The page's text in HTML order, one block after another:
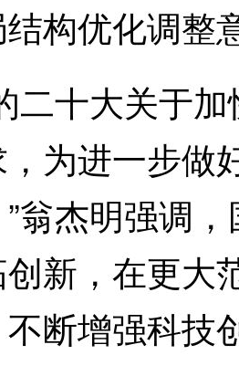
构优化调整
十大关于加
为进一步做
翁杰明强调
新，在更大
断增强科技